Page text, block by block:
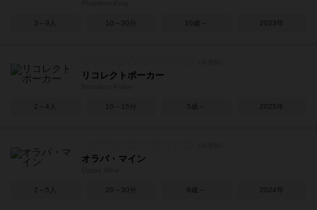
3～9人 10～30分 10歳～ 2023年
リコレクトポーカー
2～4人 10～15分 5歳～ 2025年
オラパ・マイン
2～5人 20～30分 8歳～ 2024年